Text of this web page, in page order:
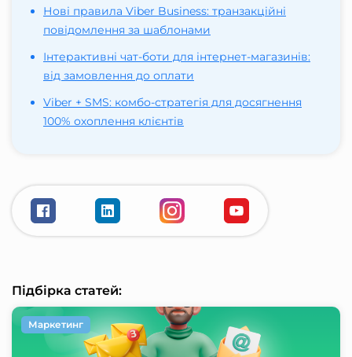
Нові правила Viber Business: транзакційні
повідомлення за шаблонами
Інтерактивні чат-боти для інтернет-магазинів:
від замовлення до оплати
Viber + SMS: комбо-стратегія для досягнення
100% охоплення клієнтів
Підбірка статей:
Маркетинг